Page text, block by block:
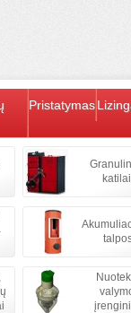
Pristatymas
katilai